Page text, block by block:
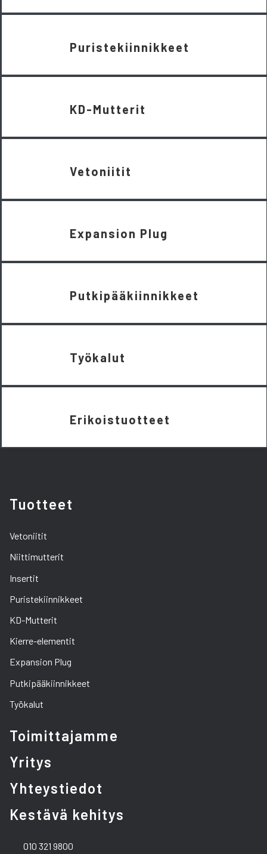
Puristekiinnikkeet
KD-Mutterit
Vetoniitit
Expansion Plug
Putkipääkiinnikkeet
Työkalut
Erikoistuotteet
Tuotteet
Vetoniitit
Niittimutterit
Insertit
Puristekiinnikkeet
KD-Mutterit
Kierre-elementit
Expansion Plug
Putkipääkiinnikkeet
Työkalut
Toimittajamme
Yritys
Yhteystiedot
Kestävä kehitys
010 321 9800